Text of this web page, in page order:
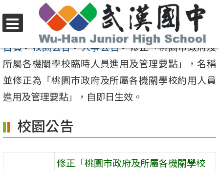
至
要
內
容
選
單
首頁>校園公告>人事公告>修正「桃園市政府及
所屬各機關學校臨時人員進用及管理要點」，名稱
並修正為「桃園市政府及所屬各機關學校約用人員
進用及管理要點」，自即日生效。
校園公告
修正「桃園市政府及所屬各機關學校